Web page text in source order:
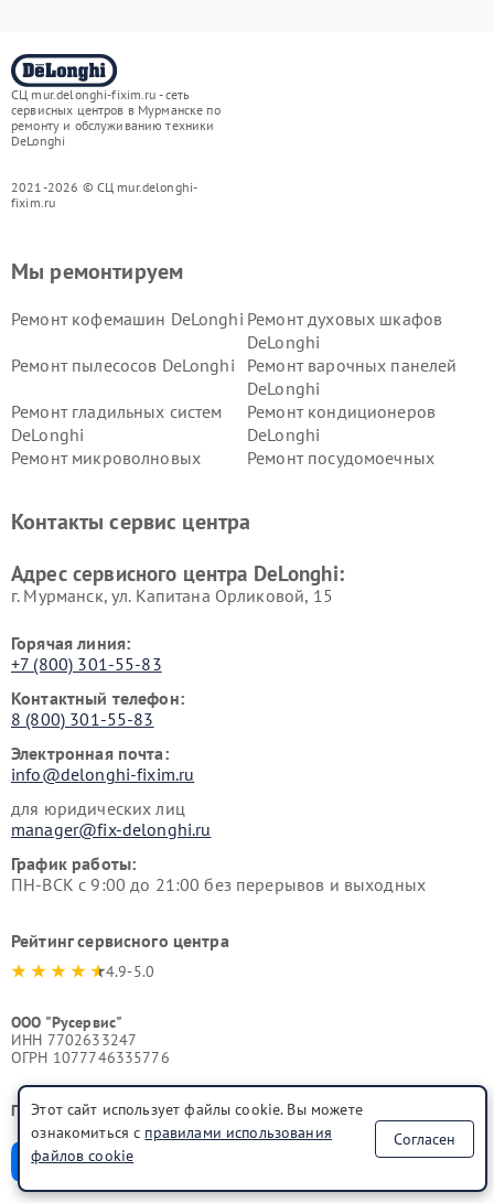
СЦ mur.delonghi-fixim.ru - сеть
сервисных центров в Мурманске по
ремонту и обслуживанию техники
DeLonghi
2021-2026 © СЦ mur.delonghi-
fixim.ru
Мы ремонтируем
Ремонт кофемашин DeLonghi Ремонт духовых шкафов
DeLonghi
Ремонт пылесосов DeLonghi
Ремонт варочных панелей
DeLonghi
Ремонт гладильных систем
DeLonghi
Ремонт кондиционеров
DeLonghi
Ремонт микроволновых
Ремонт посудомоечных
DeLonghi
DeLonghi
Контакты сервис центра
Адрес сервисного центра DeLonghi:
г. Мурманск, ул. Капитана Орликовой, 15
Горячая линия:
+7 (800) 301-55-83
Контактный телефон:
8 (800) 301-55-83
Электронная почта:
info@delonghi-fixim.ru
для юридических лиц
manager@fix-delonghi.ru
График работы:
ПН-ВСК с 9:00 до 21:00 без перерывов и выходных
Рейтинг сервисного центра
4.9-5.0
ООО "Русервис"
ИНН 7702633247
ОГРН 1077746335776
Поделиться в соц. сетях:
Этот сайт использует файлы cookie. Вы можете
ознакомиться с правилами использования
файлов cookie
Согласен